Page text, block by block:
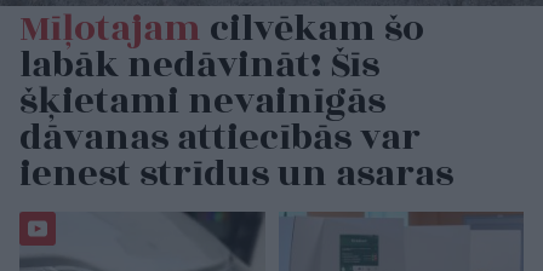
Mīļotajamcilvēkam šo
labāk nedāvināt! Šīs
šķietami nevainīgās
dāvanas attiecībās var
ienest strīdus un asaras